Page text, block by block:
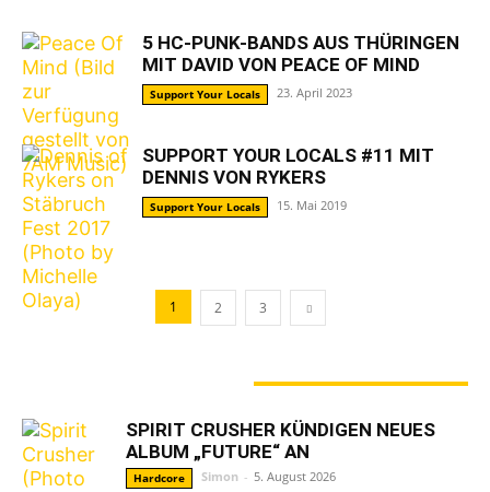
5 HC-PUNK-BANDS AUS THÜRINGEN
MIT DAVID VON PEACE OF MIND
Support Your Locals 23. April 2023
SUPPORT YOUR LOCALS #11 MIT
DENNIS VON RYKERS
Support Your Locals 15. Mai 2019
1 2 3
SPIRIT CRUSHER KÜNDIGEN NEUES
ALBUM „FUTURE“ AN
Hardcore Simon - 5. August 2026